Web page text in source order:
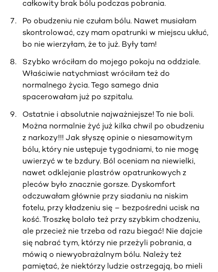
całkowity brak bólu podczas pobrania.
Po obudzeniu nie czułam bólu. Nawet musiałam
skontrolować, czy mam opatrunki w miejscu ukłuć,
bo nie wierzyłam, że to już. Były tam!
Szybko wróciłam do mojego pokoju na oddziale.
Właściwie natychmiast wróciłam też do
normalnego życia. Tego samego dnia
spacerowałam już po szpitalu.
Ostatnie i absolutnie najważniejsze! To nie boli.
Można normalnie żyć już kilka chwil po obudzeniu
z narkozy!!! Jak słyszę opinie o niesamowitym
bólu, który nie ustępuje tygodniami, to nie mogę
uwierzyć w te bzdury. Ból oceniam na niewielki,
nawet odklejanie plastrów opatrunkowych z
pleców było znacznie gorsze. Dyskomfort
odczuwałam głównie przy siadaniu na niskim
fotelu, przy kładzeniu się – bezpośredni ucisk na
kość. Troszkę bolało też przy szybkim chodzeniu,
ale przecież nie trzeba od razu biegać! Nie dajcie
się nabrać tym, którzy nie przeżyli pobrania, a
mówią o niewyobrażalnym bólu. Należy też
pamiętać, że niektórzy ludzie ostrzegają, bo mieli